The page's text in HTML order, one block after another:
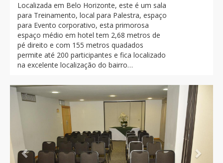
Localizada em Belo Horizonte, este é um sala
para Treinamento, local para Palestra, espaço
para Evento corporativo, esta primorosa
espaço médio em hotel tem 2,68 metros de
pé direito e com 155 metros quadados
permite até 200 participantes e fica localizado
na excelente localização do bairro…
Previous Next